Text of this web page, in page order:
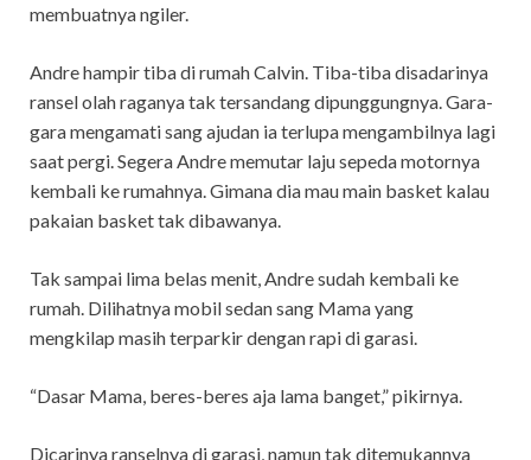
membuatnya ngiler.
Andre hampir tiba di rumah Calvin. Tiba-tiba disadarinya
ransel olah raganya tak tersandang dipunggungnya. Gara-
gara mengamati sang ajudan ia terlupa mengambilnya lagi
saat pergi. Segera Andre memutar laju sepeda motornya
kembali ke rumahnya. Gimana dia mau main basket kalau
pakaian basket tak dibawanya.
Tak sampai lima belas menit, Andre sudah kembali ke
rumah. Dilihatnya mobil sedan sang Mama yang
mengkilap masih terparkir dengan rapi di garasi.
“Dasar Mama, beres-beres aja lama banget,” pikirnya.
Dicarinya ranselnya di garasi, namun tak ditemukannya